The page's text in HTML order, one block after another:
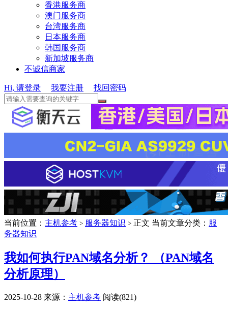
香港服务商
澳门服务商
台湾服务商
日本服务商
韩国服务商
新加坡服务商
不诚信商家
Hi, 请登录 我要注册 找回密码
当前位置： 主机参考 > 服务器知识 > 正文 当前文章分类： 服
务器知识
我如何执行PAN域名分析？ （PAN域名
分析原理）
2025-10-28 来源： 主机参考 阅读(821)